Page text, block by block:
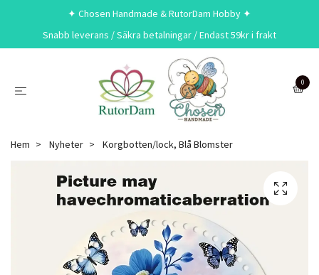
✦ Chosen Handmade & RutorDam Hobby ✦
Snabb leverans / Säkra betalningar / Endast 59kr i frakt
0
Hem Nyheter Korgbotten/lock, Blå Blomster